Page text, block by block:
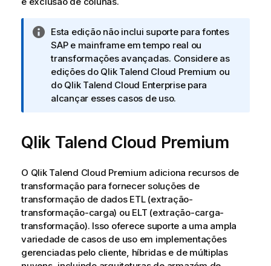
N
o
t
a
i
n
t
i
v
a
Esta edição não inclui suporte para fontes
SAP e mainframe em tempo real ou
transformações avançadas. Considere as
edições do Qlik Talend Cloud Premium ou
do Qlik Talend Cloud Enterprisepara
alcançar esses casos de uso.
Qlik Talend Cloud Premium
O Qlik Talend Cloud Premium adiciona recursos de
transformação para fornecer soluções de
transformação de dados ETL (extração-
transformação-carga) ou ELT (extração-carga-
transformação). Isso oferece suporte a uma ampla
variedade de casos de uso em implementações
gerenciadas pelo cliente, híbridas e de múltiplas